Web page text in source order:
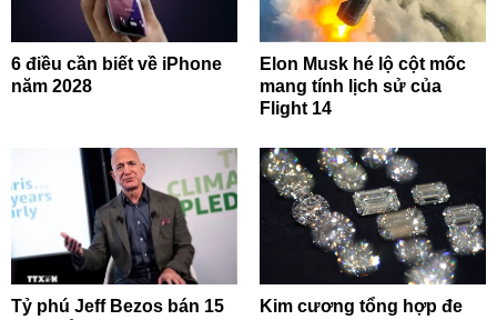
6 điều cần biết về iPhone
năm 2028
Elon Musk hé lộ cột mốc
mang tính lịch sử của
Flight 14
Tỷ phú Jeff Bezos bán 15
Kim cương tổng hợp đe